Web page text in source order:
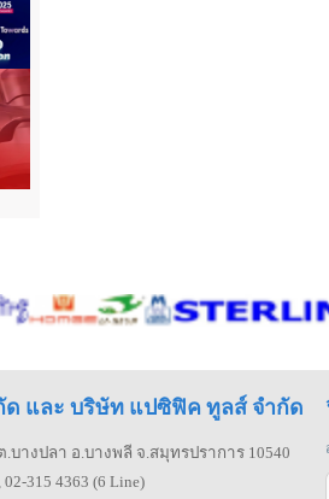
และ บริษัท แปซิฟิค ทูลส์ จำกัด
บางปลา อ.บางพลี จ.สมุทรปราการ 10540
315 4363 (6 Line)